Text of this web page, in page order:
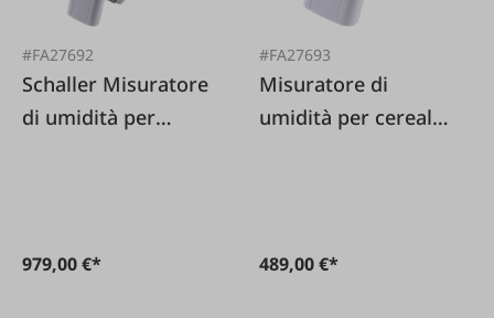
#FA27692
Schaller Misuratore
di umidità per
979,00 €*
#FA27693
Misuratore di
umidità per cereali
489,00 €*